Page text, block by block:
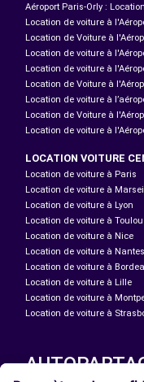
Aéroport Paris-Orly :
Location de voiture à
Location de Voiture à
Location de voiture à
Location de voiture à
Location de Voiture à
Location de voiture à
Location de Voiture à
Location de voiture à
LOCATION VOITURE
Location de voiture à Paris
Location de voiture à
Location de voiture à Lyon
Location de voiture à
Location de voiture à Nice
Location de voiture à Nantes
Location de voiture à
Location de voiture à Lille
Location de voiture à
Location de voiture à